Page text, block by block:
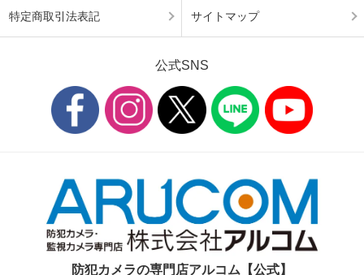
特定商取引法表記 サイトマップ
公式SNS
防犯カメラの専門店アルコム【公式】